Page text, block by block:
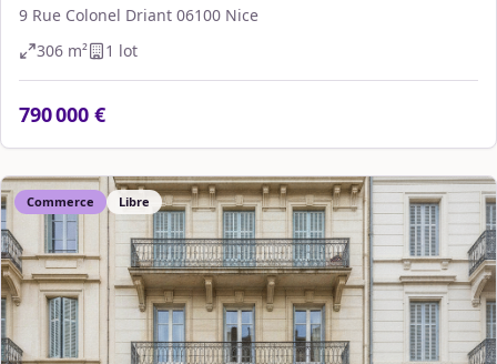
9 Rue Colonel Driant 06100 Nice
306 m² 1 lot
790 000 €
Commerce Libre